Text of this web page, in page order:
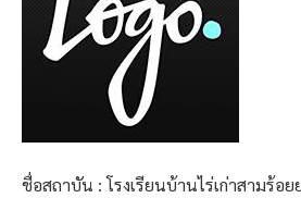
ชื่อสถาบัน : โรงเรียนบ้านไร่เก่าสามร้อย